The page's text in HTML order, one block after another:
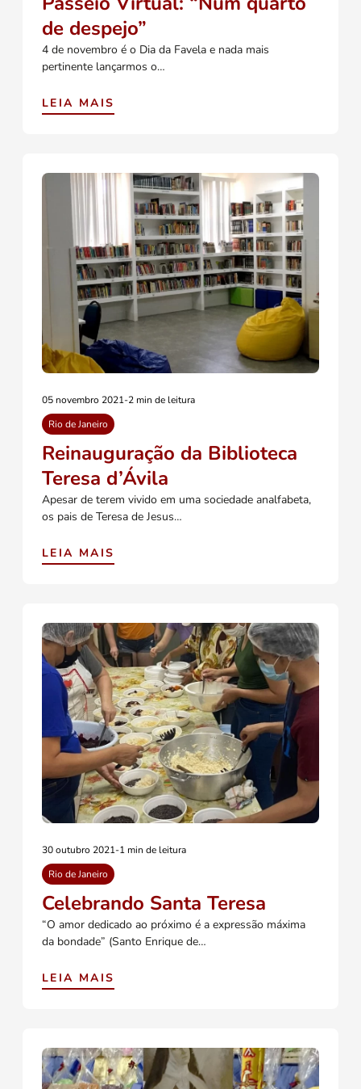
de despejo”
4 de novembro é o Dia da Favela e nada mais
pertinente lançarmos o…
LEIA MAIS
05 novembro 2021-2 min de leitura
Rio de Janeiro
Reinauguração da Biblioteca
Teresa d’Ávila
Apesar de terem vivido em uma sociedade analfabeta,
os pais de Teresa de Jesus…
LEIA MAIS
30 outubro 2021-1 min de leitura
Rio de Janeiro
Celebrando Santa Teresa
“O amor dedicado ao próximo é a expressão máxima
da bondade” (Santo Enrique de…
LEIA MAIS